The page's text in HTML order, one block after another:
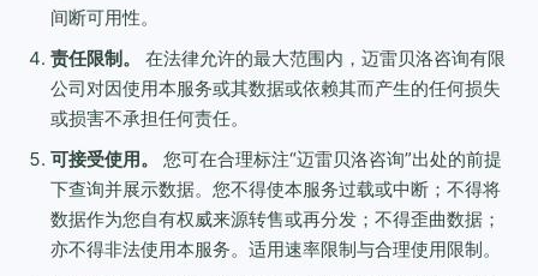
间断可用性。
责任限制。
在法律允许的最大范围内，迈雷贝洛咨询有限
公司对因使用本服务或其数据或依赖其而产生的任何损失
或损害不承担任何责任。
可接受使用。
您可在合理标注“迈雷贝洛咨询”出处的前提
下查询并展示数据。您不得使本服务过载或中断；不得将
数据作为您自有权威来源转售或再分发；不得歪曲数据；
亦不得非法使用本服务。适用速率限制与合理使用限制。